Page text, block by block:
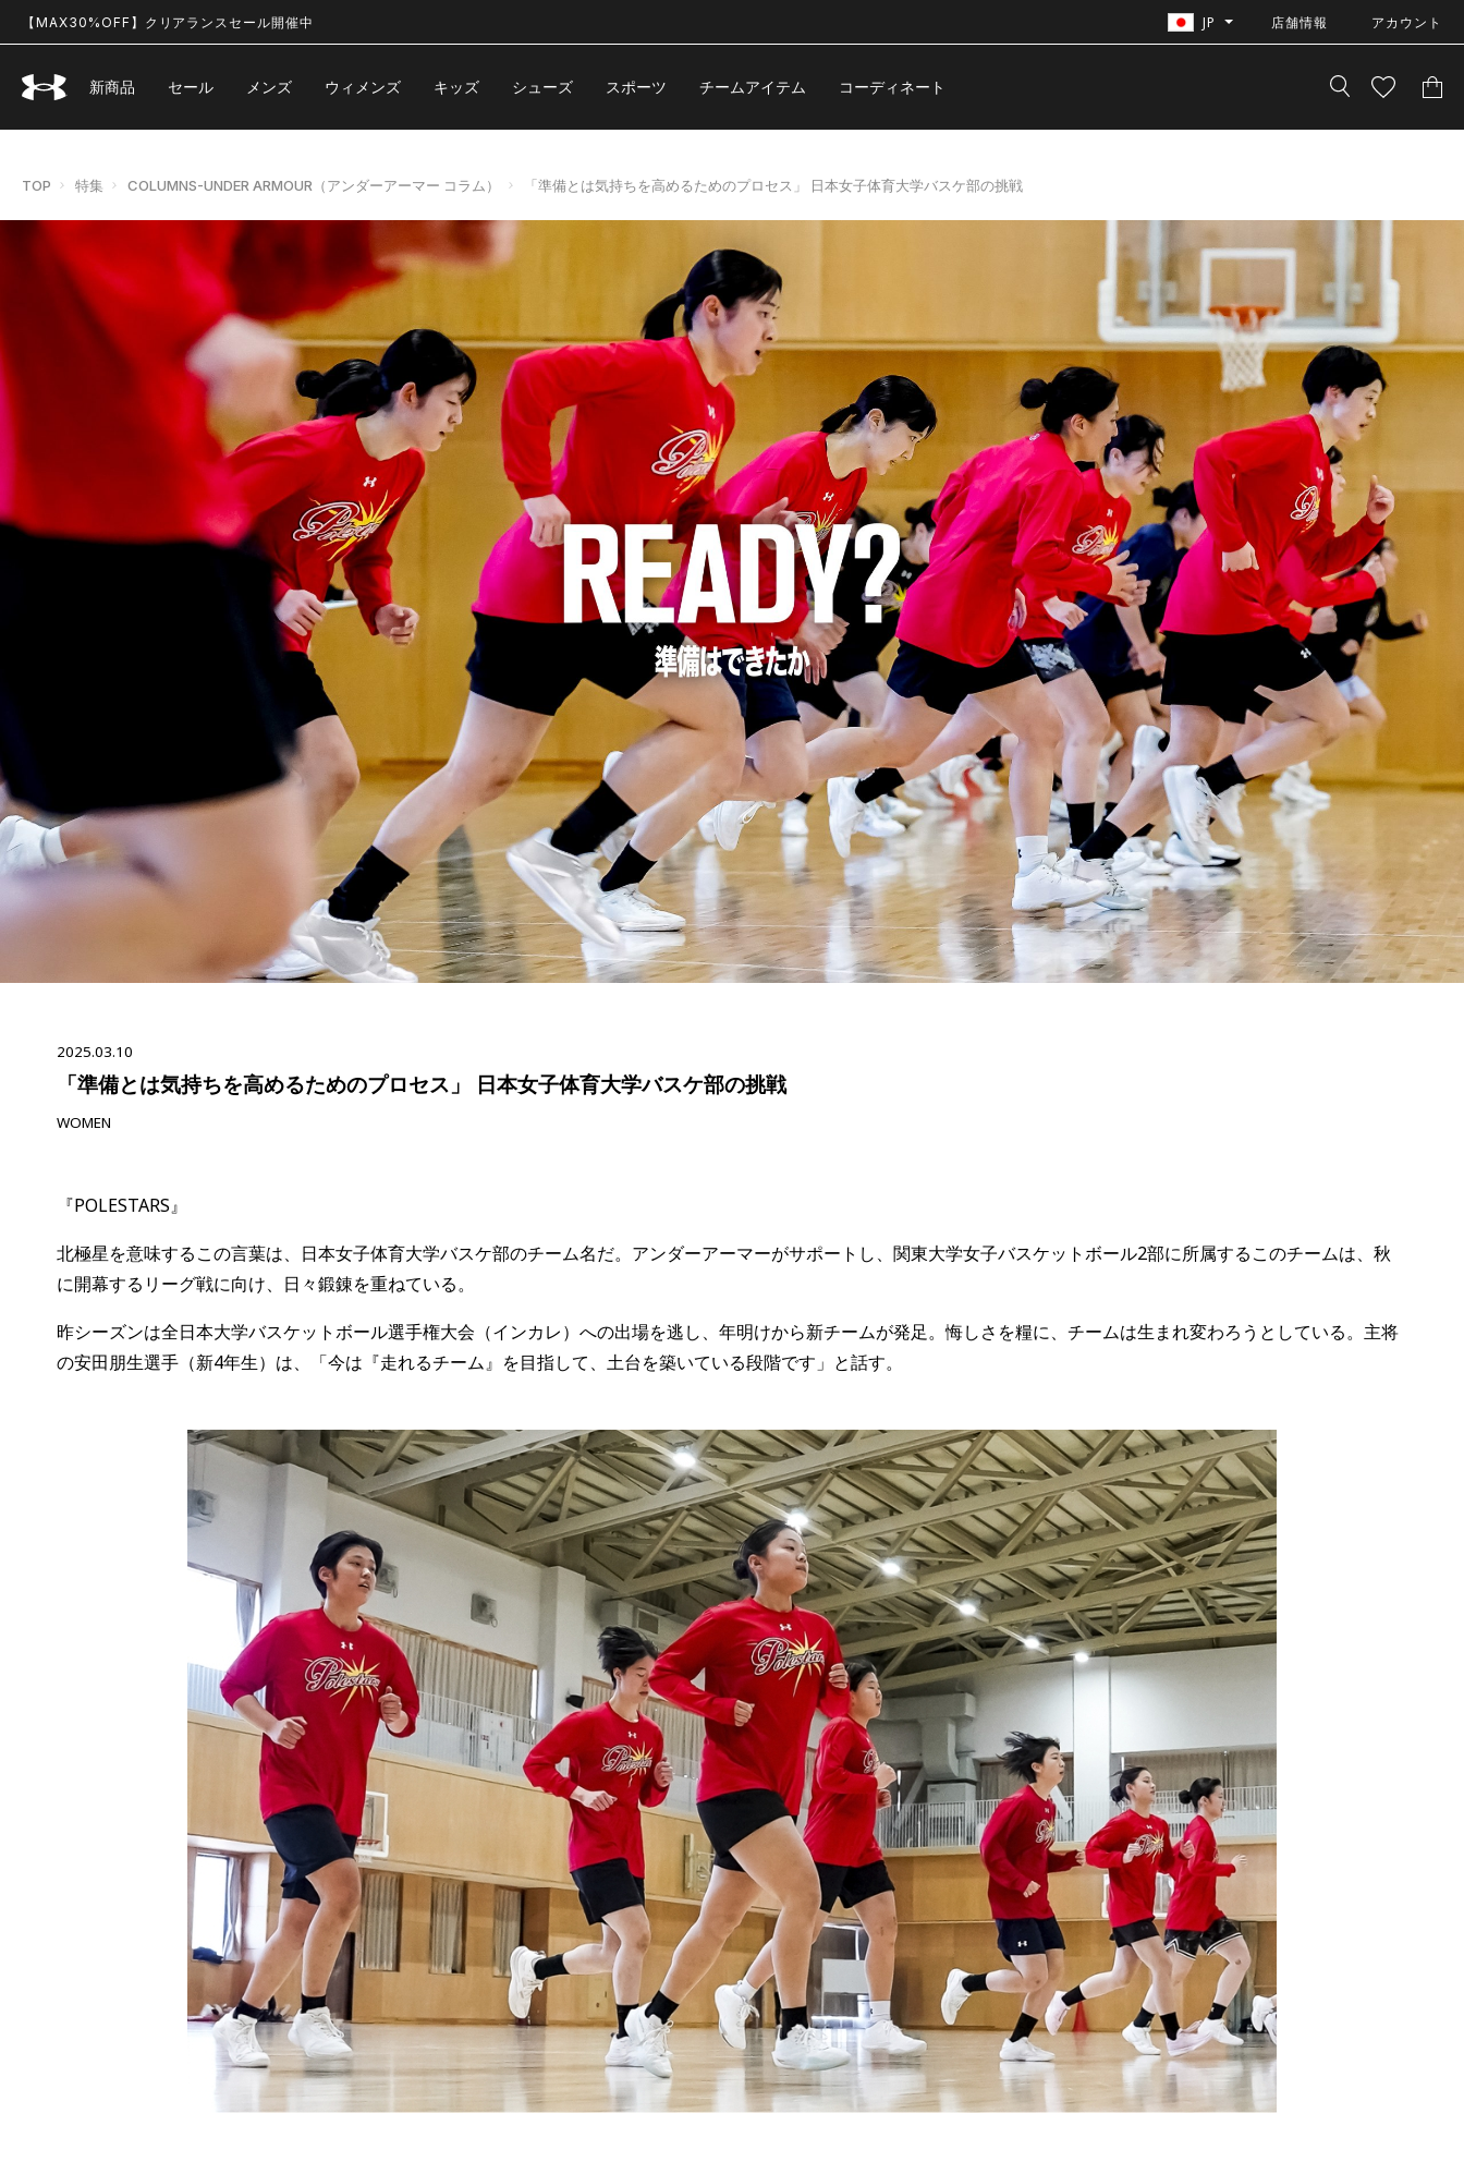
【MAX30%OFF】クリアランスセール開催中 JP 店舗情報 アカウント
新商品 セール メンズ ウィメンズ キッズ シューズ スポーツ チームアイテム コーディネート
TOP 特集 COLUMNS-UNDER ARMOUR（アンダーアーマー コラム） 「準備とは気持ちを高めるためのプロセス」 日本女子体育大学バスケ部の挑戦
2025.03.10
「準備とは気持ちを高めるためのプロセス」 日本女子体育大学バスケ部の挑戦
WOMEN
『POLESTARS』
北極星を意味するこの言葉は、日本女子体育大学バスケ部のチーム名だ。アンダーアーマーがサポートし、関東大学女子バスケットボール2部に所属するこのチームは、秋
に開幕するリーグ戦に向け、日々鍛錬を重ねている。
昨シーズンは全日本大学バスケットボール選手権大会（インカレ）への出場を逃し、年明けから新チームが発足。悔しさを糧に、チームは生まれ変わろうとしている。主将
の安田朋生選手（新4年生）は、「今は『走れるチーム』を目指して、土台を築いている段階です」と話す。